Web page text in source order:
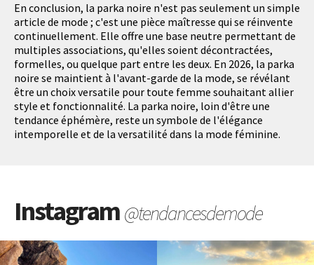
En conclusion, la parka noire n'est pas seulement un simple
article de mode ; c'est une pièce maîtresse qui se réinvente
continuellement. Elle offre une base neutre permettant de
multiples associations, qu'elles soient décontractées,
formelles, ou quelque part entre les deux. En 2026, la parka
noire se maintient à l'avant-garde de la mode, se révélant
être un choix versatile pour toute femme souhaitant allier
style et fonctionnalité. La parka noire, loin d'être une
tendance éphémère, reste un symbole de l'élégance
intemporelle et de la versatilité dans la mode féminine.
Instagram@tendancesdemode